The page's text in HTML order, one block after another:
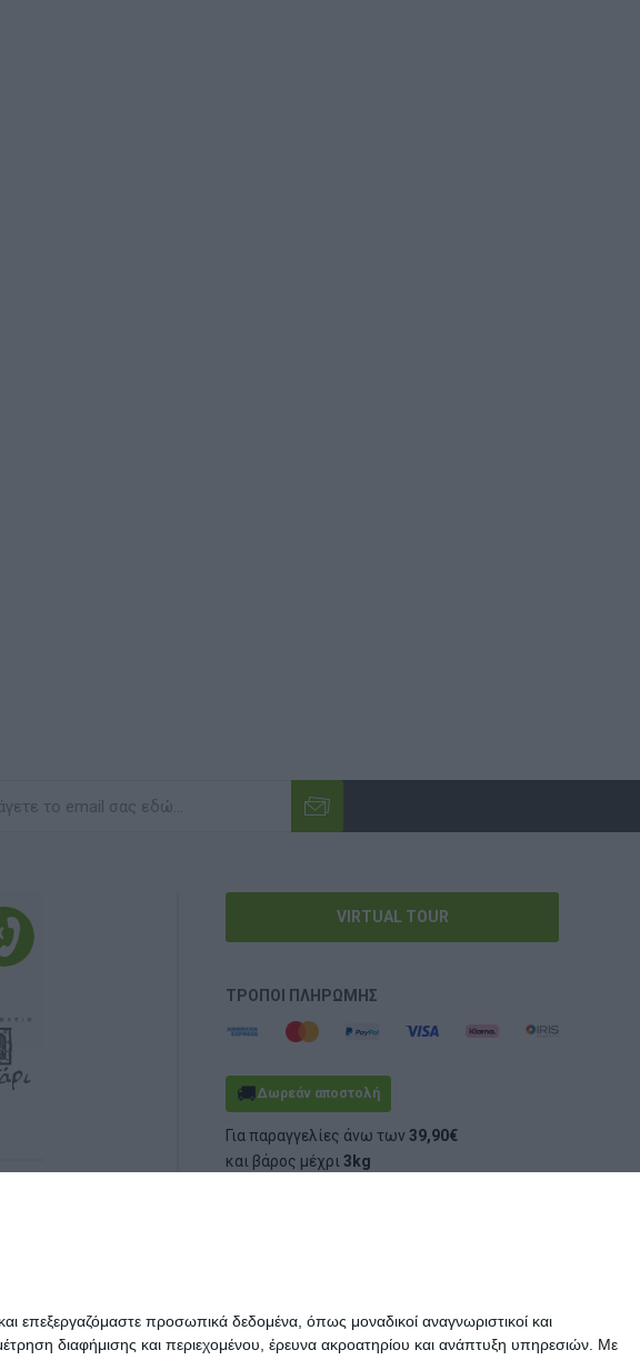
προσωπικά δεδομένα, όπως μοναδικοί αναγνωριστικοί και
διαφήμισης και περιεχομένου, έρευνα ακροατηρίου και ανάπτυξη υπηρεσιών. Με
VIRTUAL TOUR
ΤΡΌΠΟΙ ΠΛΗΡΩΜΉΣ
🚚Δωρεάν αποστολή
Για παραγγελίες άνω των39,90€
και βάρος μέχρι3kg